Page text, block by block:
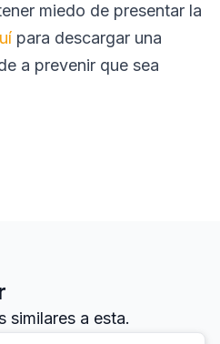
miedo de presentar la
para descargar una
a prevenir que sea
similares a esta.